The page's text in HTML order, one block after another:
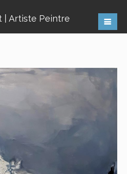
| Artiste Peintre